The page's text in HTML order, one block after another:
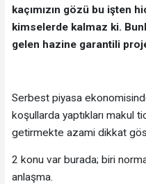
kaçımızın gözü bu işten
kimselerde kalmaz ki.
gelen hazine garantili
Serbest piyasa
koşullarda yaptıkları makul
getirmekte azami dikkat
2 konu var burada; biri
anlaşma.